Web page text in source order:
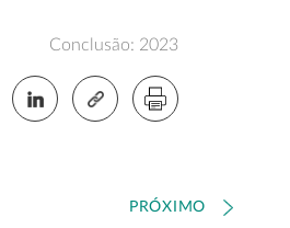
Conclusão: 2023
PRÓXIMO